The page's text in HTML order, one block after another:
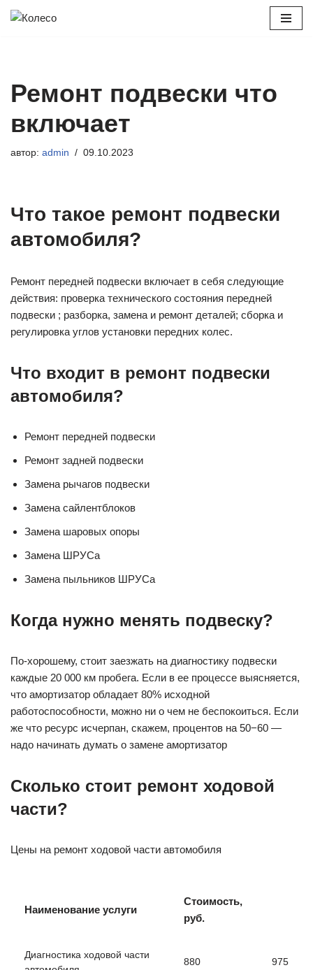
Ремонт подвески что
включает
автор: admin 09.10.2023
Что такое ремонт подвески
автомобиля?
Ремонт передней подвески включает в себя следующие
действия: проверка технического состояния передней
подвески ; разборка, замена и ремонт деталей; сборка и
регулировка углов установки передних колес.
Что входит в ремонт подвески
автомобиля?
Ремонт передней подвески
Ремонт задней подвески
Замена рычагов подвески
Замена сайлентблоков
Замена шаровых опоры
Замена ШРУСа
Замена пыльников ШРУСа
Когда нужно менять подвеску?
По-хорошему, стоит заезжать на диагностику подвески
каждые 20 000 км пробега. Если в ее процессе выясняется,
что амортизатор обладает 80% исходной
работоспособности, можно ни о чем не беспокоиться. Если
же что ресурс исчерпан, скажем, процентов на 50−60 —
надо начинать думать о замене амортизатор
Сколько стоит ремонт ходовой
части?
Цены на ремонт ходовой части автомобиля
Наименование услуги
Стоимость,
руб.
Диагностика ходовой части
880 975